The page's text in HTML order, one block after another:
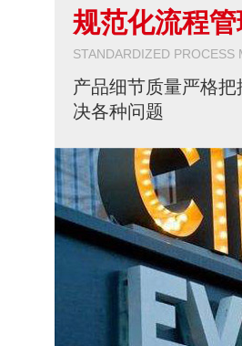
规范化流程
STANDARDIZED PROCESS
产品细节质量严格
决各种问题